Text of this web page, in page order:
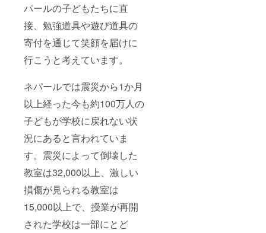
パールの子どもたちに直
接、勉強道具や遊び道具の
寄付を通じて笑顔を届けに
行こうと考えています。
ネパールでは震災から1か月
以上経った今も約100万人の
子どもが学校に戻れない状
況にあると言われていま
す。震災によって倒壊した
教室は32,000以上、激しい
損傷が見られる教室は
15,000以上で、授業が再開
された学校は一部にとど